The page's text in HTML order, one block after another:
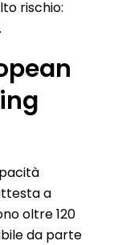
rischio:
a
oltre 120
da parte